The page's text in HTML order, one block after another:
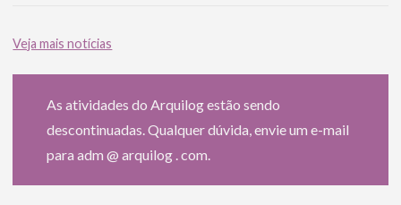
Veja mais notícias
As atividades do Arquilog estão sendo
descontinuadas. Qualquer dúvida, envie um e-mail
para adm @ arquilog . com.